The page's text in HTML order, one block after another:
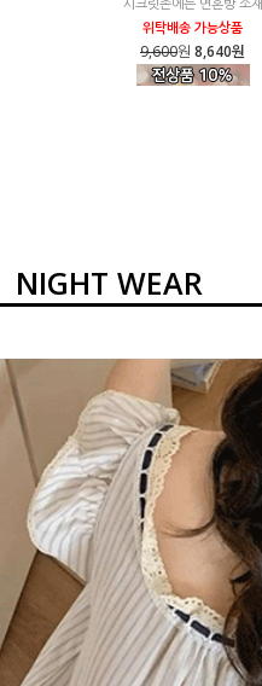
위탁배송 가능상품
9,600원 8,640원
NIGHT WEAR